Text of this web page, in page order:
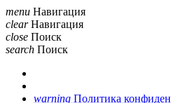
menu Навигация
clear Навигация
close Поиск
search Поиск
warning Политика